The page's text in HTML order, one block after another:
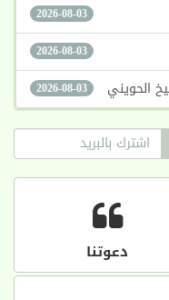
2026-08-03
2026-08-03
2026-08-03 الحويني
دعوتنا